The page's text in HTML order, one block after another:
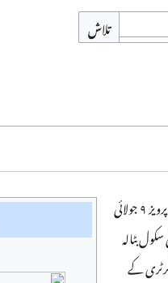
تلاش
کے سکالر تھے۔ غلام احمد پرویز ۹ جولائی
انگلینڈ ہائی سکول بٹالہ
سیکرٹری کے